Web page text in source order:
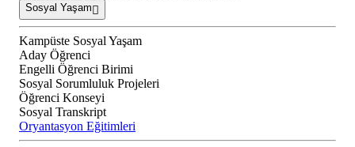
Sosyal Yaşam
Kampüste Sosyal Yaşam
Aday Öğrenci
Engelli Öğrenci Birimi
Sosyal Sorumluluk Projeleri
Öğrenci Konseyi
Sosyal Transkript
Oryantasyon Eğitimleri